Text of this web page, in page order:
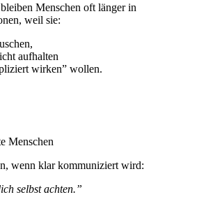
Menschen oft länger in
weil sie:
aufhalten
wirken” wollen.
Menschen
wenn klar kommuniziert wird:
selbst achten.”